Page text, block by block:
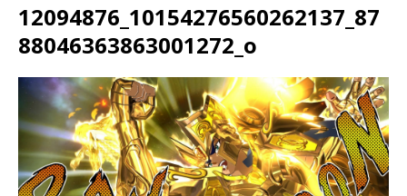
12094876_10154276560262137_87
88046363863001272_o